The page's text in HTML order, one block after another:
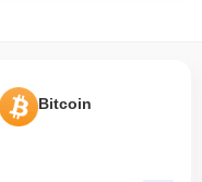
Bitcoin